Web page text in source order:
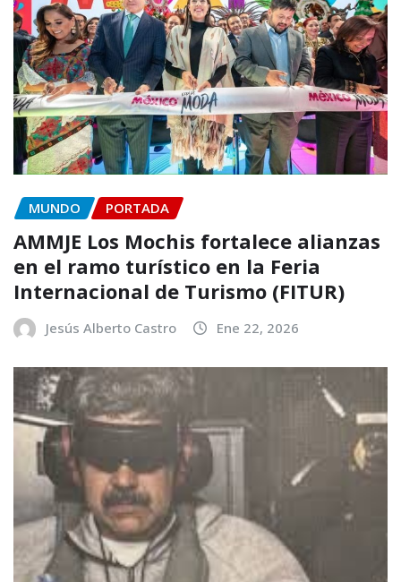
MUNDO PORTADA
AMMJE Los Mochis fortalece alianzas
en el ramo turístico en la Feria
Internacional de Turismo (FITUR)
Jesús Alberto Castro Ene 22, 2026